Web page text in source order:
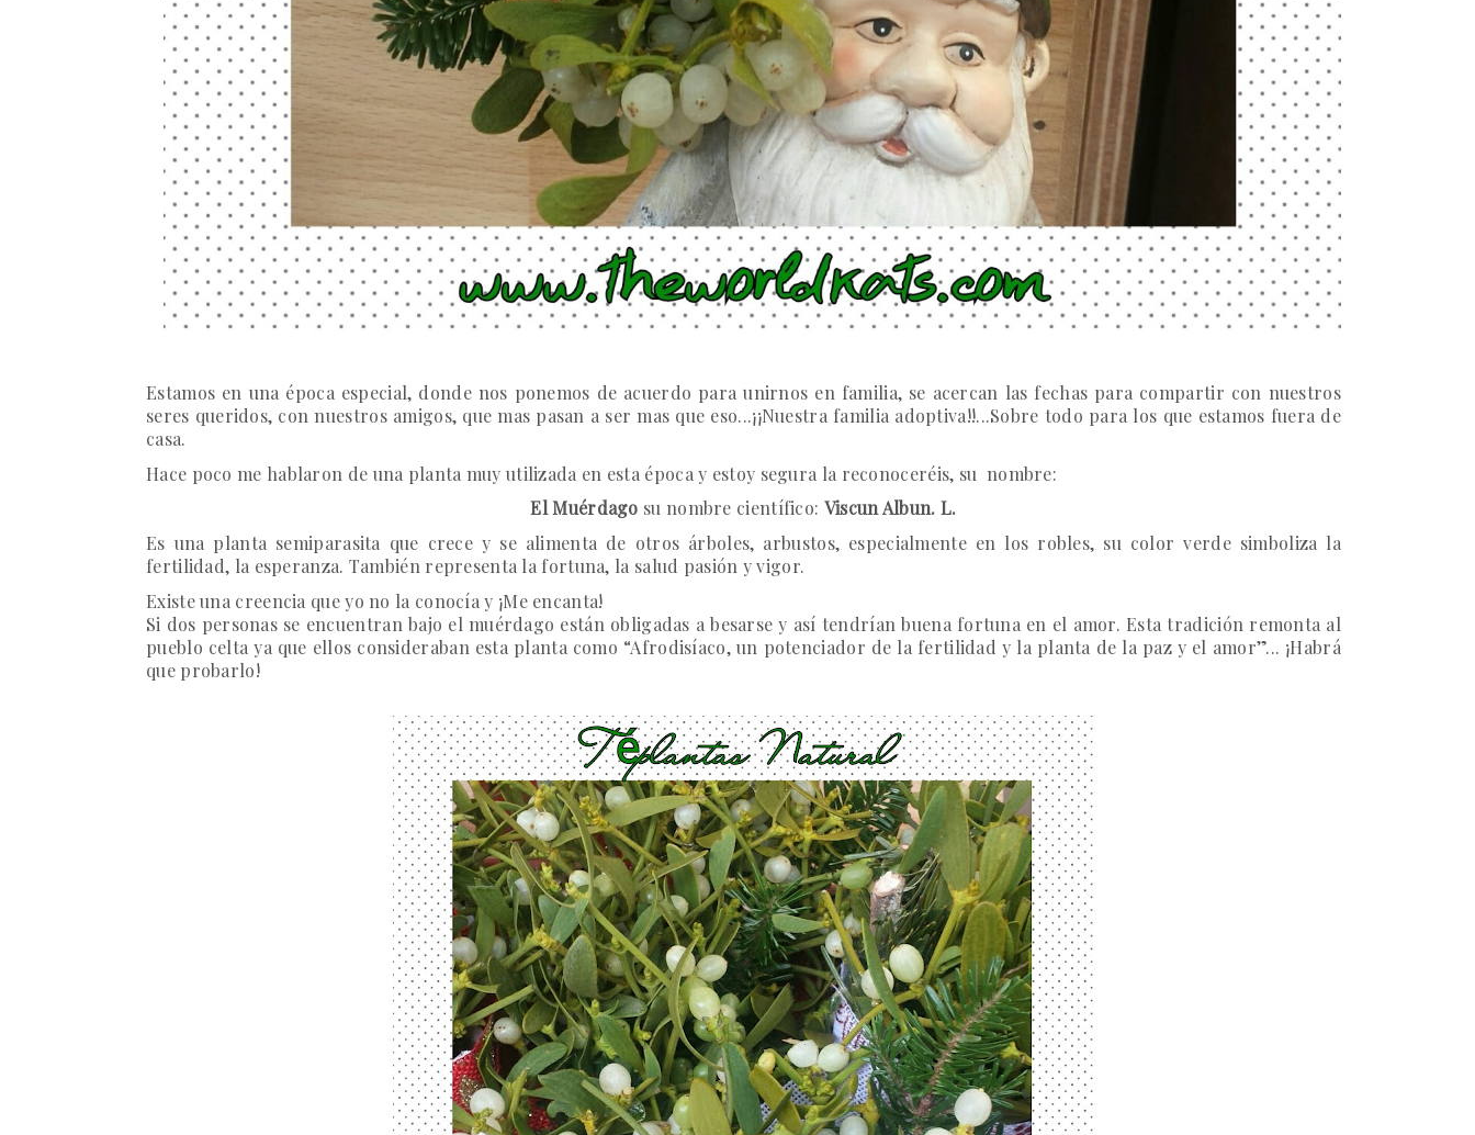
Estamos en una época especial, donde nos ponemos de acuerdo para unirnos en familia, se acercan las fechas para compartir con nuestros
seres queridos, con nuestros amigos, que mas pasan a ser mas que eso...¡¡Nuestra familia adoptiva!!...Sobre todo para los que estamos fuera de
casa.
Hace poco me hablaron de una planta muy utilizada en esta época y estoy segura la reconoceréis, su nombre:
El Muérdago su nombre científico: Viscun Albun. L.
Es una planta semiparasita que crece y se alimenta de otros árboles, arbustos, especialmente en los robles, su color verde simboliza la
fertilidad, la esperanza. También representa la fortuna, la salud pasión y vigor.
Existe una creencia que yo no la conocía y ¡Me encanta!
Si dos personas se encuentran bajo el muérdago están obligadas a besarse y así tendrían buena fortuna en el amor. Esta tradición remonta al
pueblo celta ya que ellos consideraban esta planta como “Afrodisíaco, un potenciador de la fertilidad y la planta de la paz y el amor”... ¡Habrá
que probarlo!